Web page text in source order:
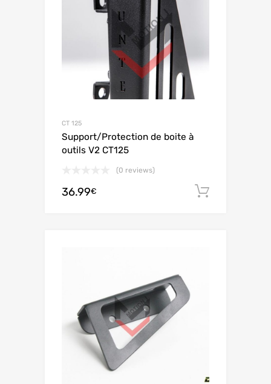
CT 125
Support/Protection de boite à
outils V2 CT125
(0 reviews)
36.99€